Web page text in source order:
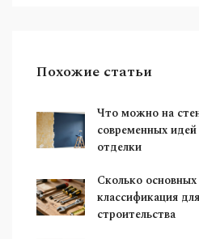
Похожие статьи
Что можно на
современных
отделки
Сколько
классификация
строительства